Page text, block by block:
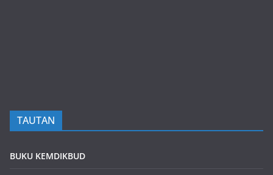
TAUTAN
BUKU KEMDIKBUD